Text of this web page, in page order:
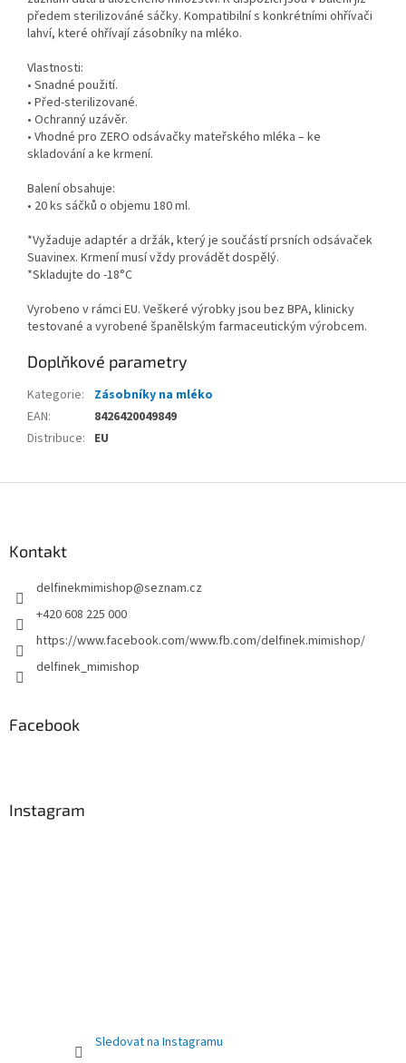
předem sterilizováné sáčky. Kompatibilní s konkrétními ohřívači
lahví, které ohřívají zásobníky na mléko.
Vlastnosti:
• Snadné použití.
• Před-sterilizované.
• Ochranný uzávěr.
• Vhodné pro ZERO odsávačky mateřského mléka – ke
skladování a ke krmení.
Balení obsahuje:
• 20 ks sáčků o objemu 180 ml.
*Vyžaduje adaptér a držák, který je součástí prsních odsávaček
Suavinex. Krmení musí vždy provádět dospělý.
*Skladujte do -18°C
Vyrobeno v rámci EU. Veškeré výrobky jsou bez BPA, klinicky
testované a vyrobené španělským farmaceutickým výrobcem.
Doplňkové parametry
Kategorie:
Zásobníky na mléko
EAN:
8426420049849
Distribuce: EU
Kontakt
delfinekmimishop@seznam.cz
+420 608 225 000
https://www.facebook.com/www.fb.com/delfinek.mimishop/
delfinek_mimishop
Facebook
Instagram
Sledovat na Instagramu